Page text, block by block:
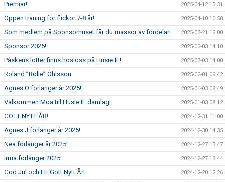
Premiär! 2025-04-12 13:31
Öppen träning för flickor 7-8 år! 2025-04-10 10:58
Som medlem på Sponsorhuset får du massor av fördelar! 2025-03-21 12:00
Sponsor 2025! 2025-03-03 14:10
Påskens lotter finns hos oss på Husie IF! 2025-03-03 14:00
Roland ”Rolle” Ohlsson 2025-02-01 09:42
Agnes O förlänger år 2025! 2025-01-03 08:49
Välkommen Moa till Husie IF damlag! 2025-01-03 08:12
GOTT NYTT ÅR! 2024-12-31 11:00
Agnes J förlänger år 2025! 2024-12-30 14:35
Nea förlänger år 2025! 2024-12-27 13:47
Irma förlänger 2025! 2024-12-27 13:44
God Jul och Ett Gott Nytt År! 2024-12-20 12:26